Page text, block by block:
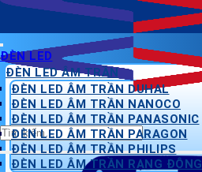
Tìm
kiếm:
ĐÈN LED
ĐÈN LED ÂM TRẦN
ĐÈN LED ÂM TRẦN DUHAL
ĐÈN LED ÂM TRẦN NANOCO
ĐÈN LED ÂM TRẦN PANASONIC
ĐÈN LED ÂM TRẦN PARAGON
ĐÈN LED ÂM TRẦN PHILIPS
ĐÈN LED ÂM TRẦN RẠNG ĐÔNG